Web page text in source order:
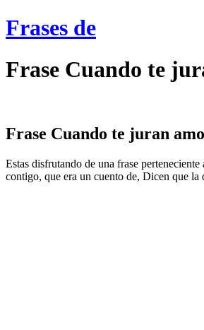
Frases de
Frase Cuando te
Frase Cuando te juran
Estas disfrutando de una frase
contigo, que era un cuento de, Dicen que la